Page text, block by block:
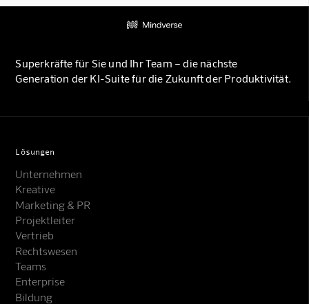
Superkräfte für Sie und Ihr Team – die nächste
Generation der KI-Suite für die Zukunft der Produktivität.
Lösungen
Unternehmen
Kreative
Marketing & PR
Projektleiter
Vertrieb
Rechtswesen
Teams
Enterprise
Bildung